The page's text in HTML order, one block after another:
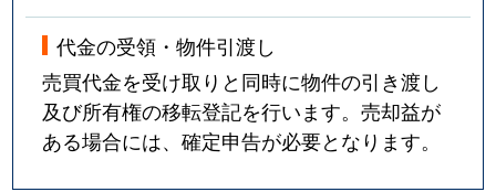
代金の受領・物件引渡し
売買代金を受け取りと同時に物件の引き渡し
及び所有権の移転登記を行います。売却益が
ある場合には、確定申告が必要となります。